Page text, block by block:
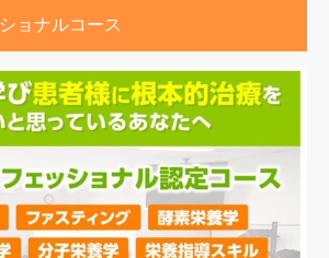
ョナルコース